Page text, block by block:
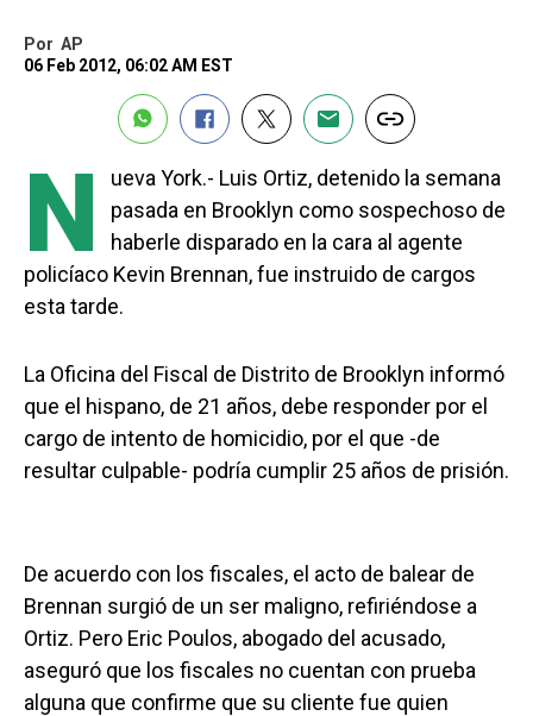
Por AP
06 Feb 2012, 06:02 AM EST
N
ueva York.- Luis Ortiz, detenido la semana
pasada en Brooklyn como sospechoso de
haberle disparado en la cara al agente
policíaco Kevin Brennan, fue instruido de cargos
esta tarde.
La Oficina del Fiscal de Distrito de Brooklyn informó
que el hispano, de 21 años, debe responder por el
cargo de intento de homicidio, por el que -de
resultar culpable- podría cumplir 25 años de prisión.
De acuerdo con los fiscales, el acto de balear de
Brennan surgió de un ser maligno, refiriéndose a
Ortiz. Pero Eric Poulos, abogado del acusado,
aseguró que los fiscales no cuentan con prueba
alguna que confirme que su cliente fue quien